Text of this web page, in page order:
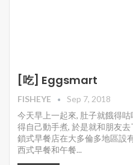
[吃] Eggsmart
FISHEYE
Sep 7, 2018
今天早上一起來, 肚子就餓得
得自己動手煮, 於是就和朋友
鎖式早餐店在大多倫多地區設
西式早餐和午餐...